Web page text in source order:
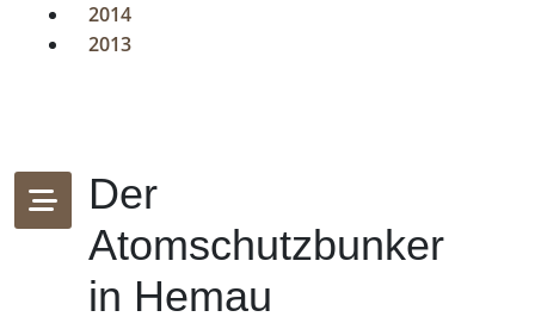
2014
2013
Der
Atomschutzbunker
in Hemau